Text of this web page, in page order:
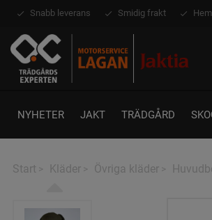
Snabb leverans Smidig frakt
NYHETER JAKT TRÄDGÅRD
Start > Kläder > Övriga kläder >